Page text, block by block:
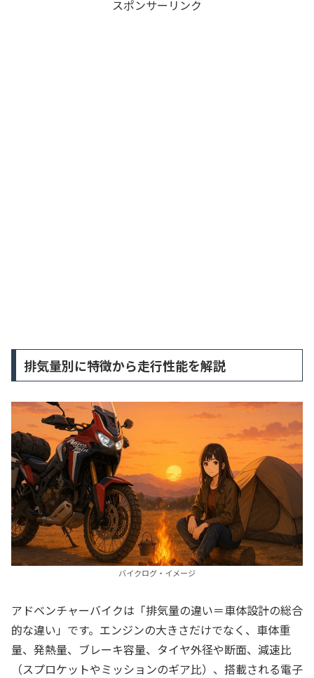
スポンサーリンク
排気量別に特徴から走行性能を解説
バイクログ・イメージ
アドベンチャーバイクは「排気量の違い＝車体設計の総合
的な違い」です。エンジンの大きさだけでなく、車体重
量、発熱量、ブレーキ容量、タイヤ外径や断面、減速比
（スプロケットやミッションのギア比）、搭載される電子